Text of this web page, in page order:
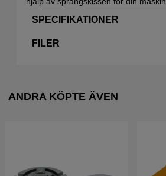
SPECIFIKATIONER
FILER
ANDRA KÖPTE ÄVEN